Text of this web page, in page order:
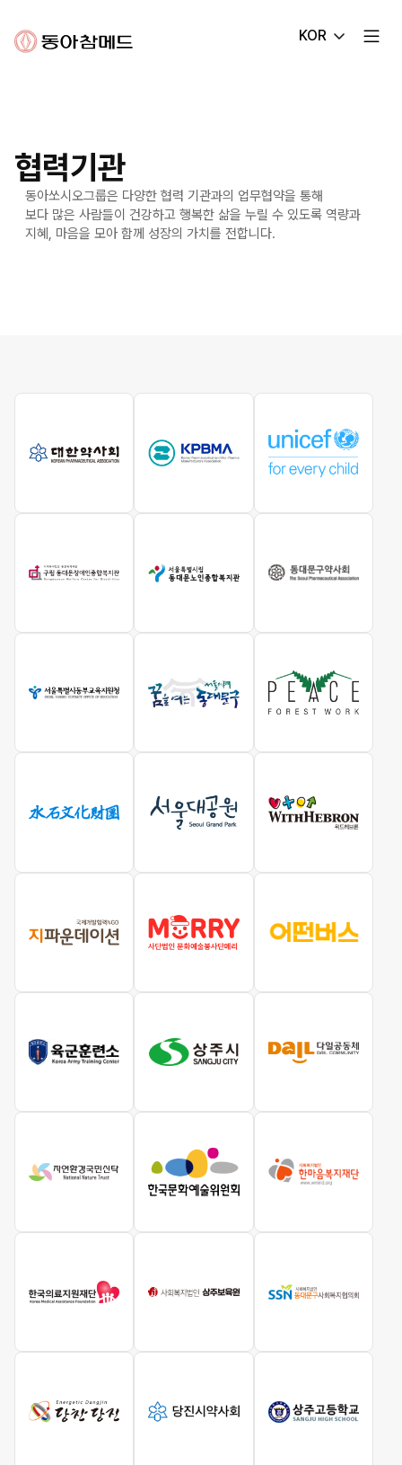
동아참메드 KOR
협력기관
동아쏘시오그룹은 다양한 협력 기관과의 업무협약을 통해
보다 많은 사람들이 건강하고 행복한 삶을 누릴 수 있도록 역량과
지혜, 마음을 모아 함께 성장의 가치를 전합니다.